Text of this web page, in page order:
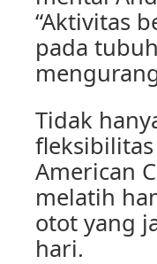
“Aktivitas
pada
Tidak
American
melatih
otot yang
hari.